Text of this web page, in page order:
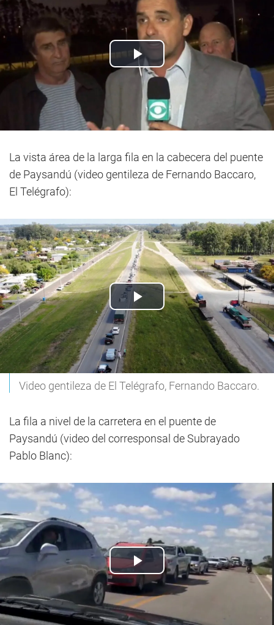
La vista área de la larga fila en la cabecera del puente
de Paysandú (video gentileza de Fernando Baccaro,
El Telégrafo):
Video gentileza de El Telégrafo, Fernando Baccaro.
La fila a nivel de la carretera en el puente de
Paysandú (video del corresponsal de Subrayado
Pablo Blanc):